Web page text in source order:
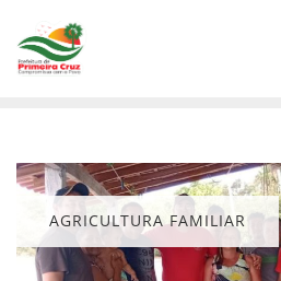
content
AGRICULTURA FAMILIAR